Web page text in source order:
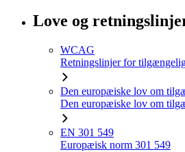
Love og
WCAG
Retningslinjer for
Den europæiske lov om
Den europæiske lov om
EN 301 549
Europæisk norm 301 549